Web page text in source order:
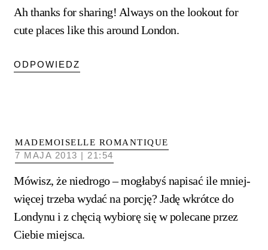
Ah thanks for sharing! Always on the lookout for
cute places like this around London.
ODPOWIEDZ
MADEMOISELLE ROMANTIQUE
7 MAJA 2013 | 21:54
Mówisz, że niedrogo – mogłabyś napisać ile mniej-
więcej trzeba wydać na porcję? Jadę wkrótce do
Londynu i z chęcią wybiorę się w polecane przez
Ciebie miejsca.